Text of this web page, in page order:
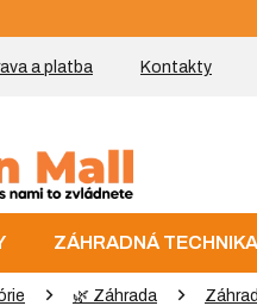
a platba Kontakty
ZÁHRADNÁ TECHNIKA
🌿 Záhrada